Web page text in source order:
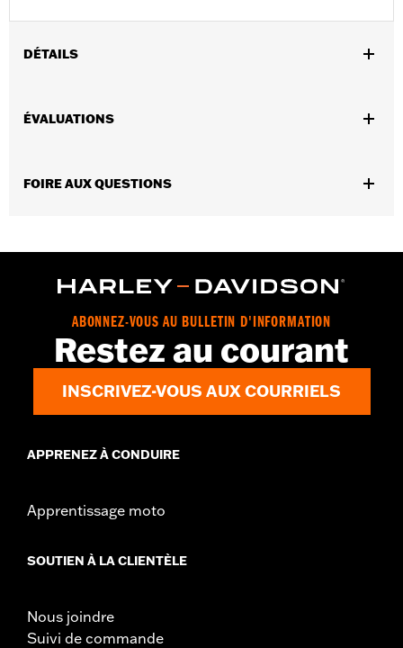
DÉTAILS
Usage recommandé:
Zones difficilement accessibles près du
Contenu de la boîte:50 écouvillons
ÉVALUATIONS
FOIRE AUX QUESTIONS
ABONNEZ-VOUS AU BULLETIN D'INFORMATION
Restez au courant
INSCRIVEZ-VOUS AUX COURRIELS
APPRENEZ À CONDUIRE
Apprentissage moto
SOUTIEN À LA CLIENTÈLE
Nous joindre
Suivi de commande